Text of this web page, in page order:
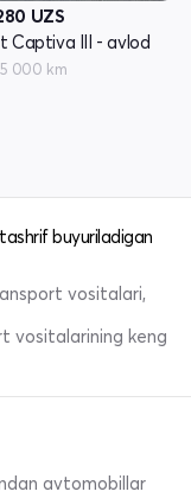
UZS
Captiva III - avlod
000 km
buyuriladigan
vositalari,
vositalarining keng
avtomobillar